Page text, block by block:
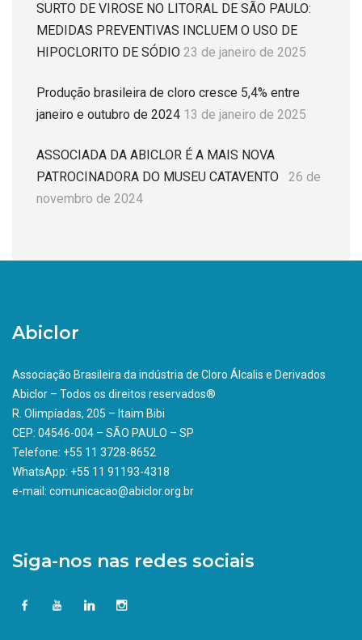
SURTO DE VIROSE NO LITORAL DE SÃO PAULO:
MEDIDAS PREVENTIVAS INCLUEM O USO DE
HIPOCLORITO DE SÓDIO 23 de janeiro de 2025
Produção brasileira de cloro cresce 5,4% entre
janeiro e outubro de 2024 13 de janeiro de 2025
ASSOCIADA DA ABICLOR É A MAIS NOVA
PATROCINADORA DO MUSEU CATAVENTO
26 de
novembro de 2024
Abiclor
Associação Brasileira da indústria de Cloro Álcalis e Derivados
Abiclor – Todos os direitos reservados®
R. Olimpíadas, 205 – Itaim Bibi
CEP: 04546-004 – SÃO PAULO – SP
Telefone: +55 11 3728-8652
WhatsApp: +55 11 91193-4318
e-mail: comunicacao@abiclor.org.br
Siga-nos nas redes sociais